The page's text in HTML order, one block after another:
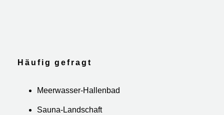
Häufig gefragt
Meerwasser-Hallenbad
Sauna-Landschaft